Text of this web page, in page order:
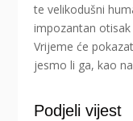
te velikodušni
impozantan
Vrijeme će
jesmo li ga, kao
Podjeli vijest